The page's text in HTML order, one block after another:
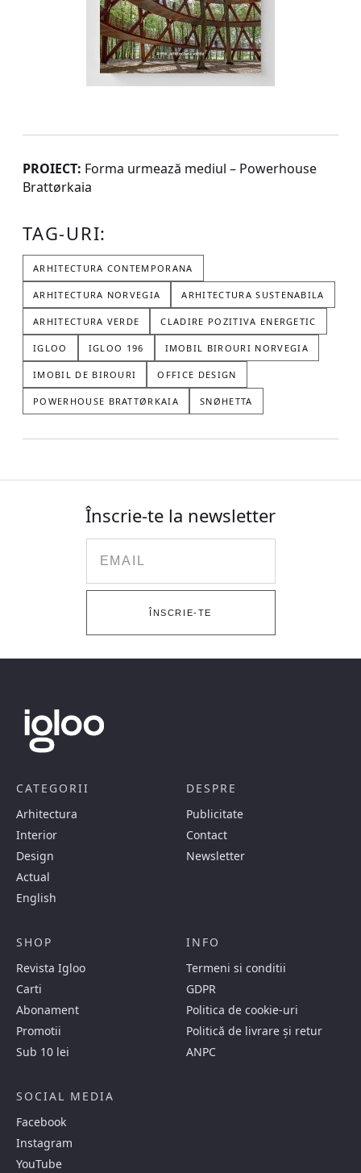
PROIECT: Forma urmează mediul – Powerhouse
Brattørkaia
TAG-URI:
ARHITECTURA CONTEMPORANA
ARHITECTURA NORVEGIA ARHITECTURA SUSTENABILA
ARHITECTURA VERDE CLADIRE POZITIVA ENERGETIC
IGLOO IGLOO 196 IMOBIL BIROURI NORVEGIA
IMOBIL DE BIROURI OFFICE DESIGN
POWERHOUSE BRATTØRKAIA SNØHETTA
Înscrie-te la newsletter
ÎNSCRIE-TE
CATEGORII
Arhitectura
Interior
Design
Actual
English
DESPRE
Publicitate
Contact
Newsletter
SHOP
Revista Igloo
Carti
Abonament
Promotii
Sub 10 lei
INFO
Termeni si conditii
GDPR
Politica de cookie-uri
Politică de livrare și retur
ANPC
SOCIAL MEDIA
Facebook
Instagram
YouTube